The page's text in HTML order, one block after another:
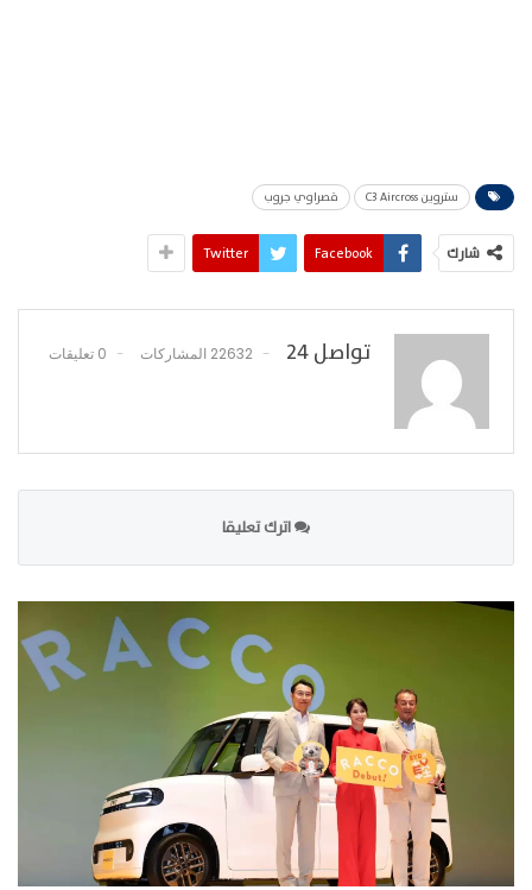
ستروين C3 Aircross قصراوي جروب
شارك Facebook
Twitter
تواصل 24 22632 المشاركات 0 تعليقات
اترك تعليقا